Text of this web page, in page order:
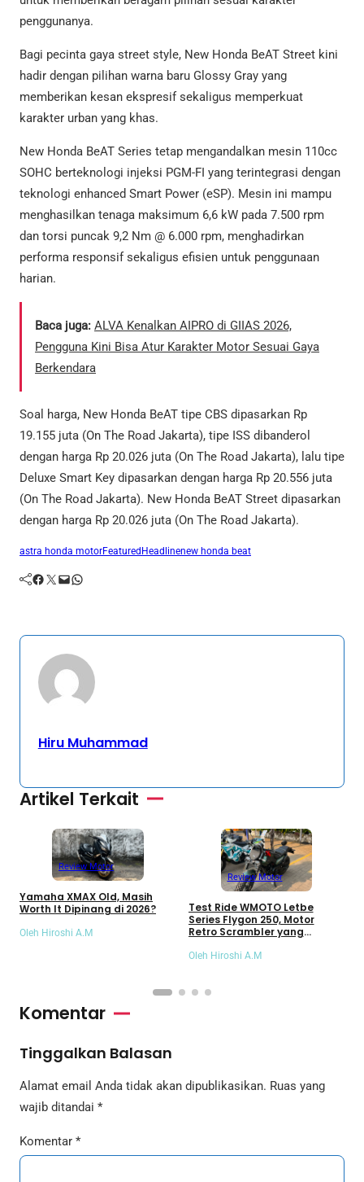
penggunanya.
Bagi pecinta gaya street style, New Honda BeAT Street kini
hadir dengan pilihan warna baru Glossy Gray yang
memberikan kesan ekspresif sekaligus memperkuat
karakter urban yang khas.
New Honda BeAT Series tetap mengandalkan mesin 110cc
SOHC berteknologi injeksi PGM-FI yang terintegrasi dengan
teknologi enhanced Smart Power (eSP). Mesin ini mampu
menghasilkan tenaga maksimum 6,6 kW pada 7.500 rpm
dan torsi puncak 9,2 Nm @ 6.000 rpm, menghadirkan
performa responsif sekaligus efisien untuk penggunaan
harian.
Baca juga: ALVA Kenalkan AIPRO di GIIAS 2026,
Pengguna Kini Bisa Atur Karakter Motor Sesuai Gaya
Berkendara
Soal harga, New Honda BeAT tipe CBS dipasarkan Rp
19.155 juta (On The Road Jakarta), tipe ISS dibanderol
dengan harga Rp 20.026 juta (On The Road Jakarta), lalu tipe
Deluxe Smart Key dipasarkan dengan harga Rp 20.556 juta
(On The Road Jakarta). New Honda BeAT Street dipasarkan
dengan harga Rp 20.026 juta (On The Road Jakarta).
astra honda motorFeaturedHeadlinenew honda beat
Facebook Twitter Mail WhatsApp
Hiru Muhammad
Artikel Terkait
Review Motor
Yamaha XMAX Old, Masih
Worth It Dipinang di 2026?
Oleh Hiroshi A.M
Review Motor
Test Ride WMOTO Letbe
Series Flygon 250, Motor
Retro Scrambler yang
Oleh Hiroshi A.M
Komentar
Tinggalkan Balasan
Alamat email Anda tidak akan dipublikasikan. Ruas yang
wajib ditandai *
Komentar *